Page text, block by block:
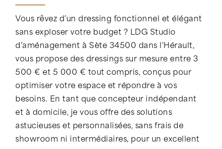
Vous rêvez d’un dressing fonctionnel et élégant
sans exploser votre budget ? LDG Studio
d’aménagement à Sète 34500 dans l'Hérault,
vous propose des dressings sur mesure entre 3
500 € et 5 000 € tout compris, conçus pour
optimiser votre espace et répondre à vos
besoins. En tant que concepteur indépendant
et à domicile, je vous offre des solutions
astucieuses et personnalisées, sans frais de
showroom ni intermédiaires, pour un excellent